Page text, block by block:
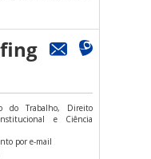
do Trabalho, Direito
e Ciência
por e-mail